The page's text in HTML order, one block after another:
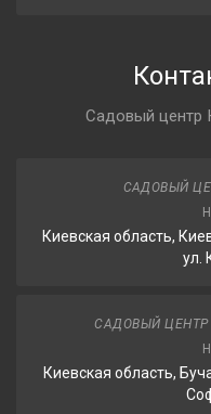
Садовый центр
САДОВЫЙ
Киевская область,
ул.
САДОВЫЙ ЦЕНТР
Киевская область,